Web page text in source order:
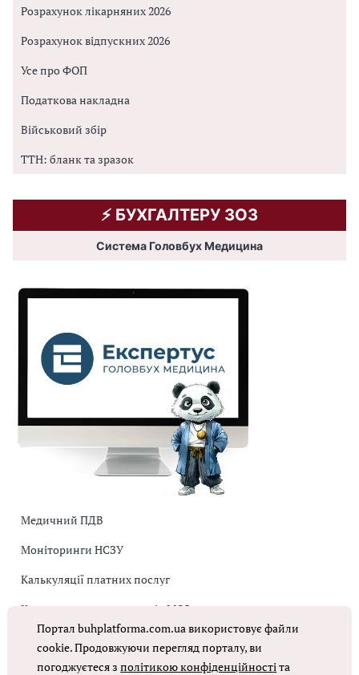
Розрахунок лікарняних 2026
Розрахунок відпускних 2026
Усе про ФОП
Податкова накладна
Військовий збір
ТТН: бланк та зразок
⚡️ БУХГАЛТЕРУ ЗОЗ
Система Головбух Медицина
Медичний ПДВ
Моніторинги НСЗУ
Калькуляції платних послуг
Коригувальна накладна від МОЗ
Оплата праці в КНП
Портал buhplatforma.com.ua використовує файли
cookie. Продовжуючи перегляд порталу, ви
погоджуєтеся зполітикою конфіденційностіта